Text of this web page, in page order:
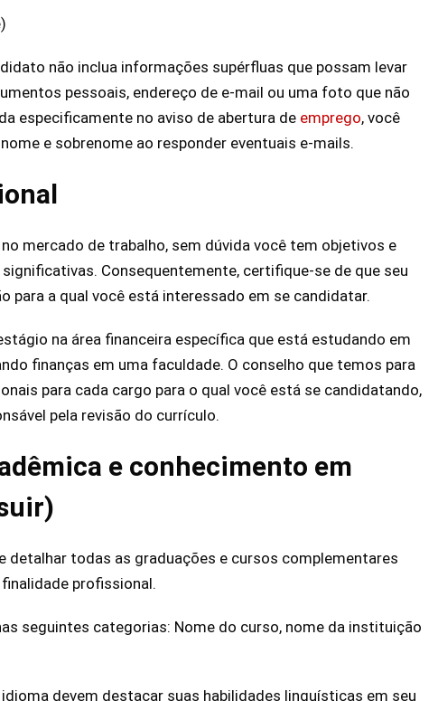
não inclua informações supérfluas que possam levar
pessoais, endereço de e-mail ou uma foto que não
especificamente no aviso de abertura de emprego, você
e sobrenome ao responder eventuais e-mails.
mercado de trabalho, sem dúvida você tem objetivos e
Consequentemente, certifique-se de que seu
para a qual você está interessado em se candidatar.
na área financeira específica que está estudando em
finanças em uma faculdade. O conselho que temos para
para cada cargo para o qual você está se candidatando,
pela revisão do currículo.
e conhecimento em
detalhar todas as graduações e cursos complementares
profissional.
seguintes categorias: Nome do curso, nome da instituição
devem destacar suas habilidades linguísticas em seu